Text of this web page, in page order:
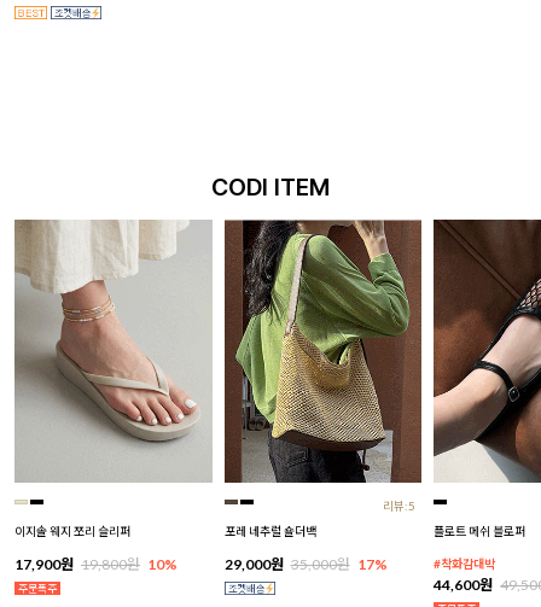
CODI ITEM
이지솔 웨지 쪼리 슬리퍼
17,900원 19,800원 10%
리뷰:5
포레 네추럴 숄더백
29,000원 35,000원 17%
플로트 메쉬 블로퍼
#착화감대박
44,600원